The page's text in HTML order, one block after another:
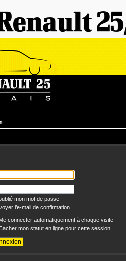
mon mot de passe
l’e-mail de confirmation
Me connecter automatiquement à chaque visite
mon statut en ligne pour cette session